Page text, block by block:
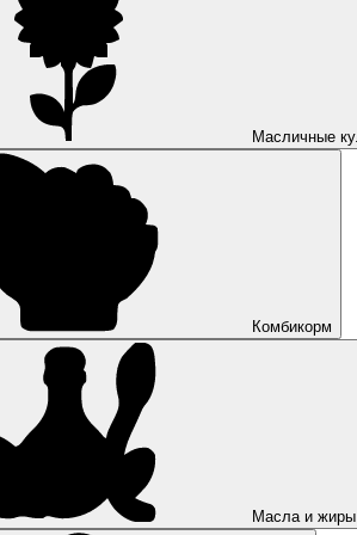
Масличные
Комбикорм
Масла и жиры